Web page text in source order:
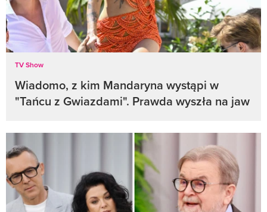
TV Show
Wiadomo, z kim Mandaryna wystąpi w
"Tańcu z Gwiazdami". Prawda wyszła na jaw